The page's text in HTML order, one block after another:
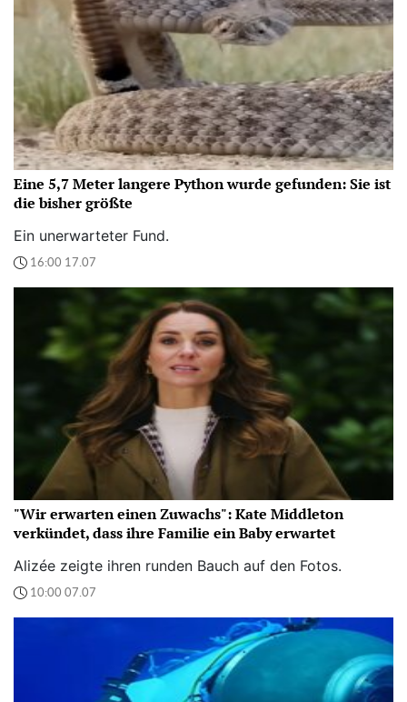
Eine 5,7 Meter langere Python wurde gefunden: Sie ist
die bisher größte
Ein unerwarteter Fund.
16:00 17.07
"Wir erwarten einen Zuwachs": Kate Middleton
verkündet, dass ihre Familie ein Baby erwartet
Alizée zeigte ihren runden Bauch auf den Fotos.
10:00 07.07